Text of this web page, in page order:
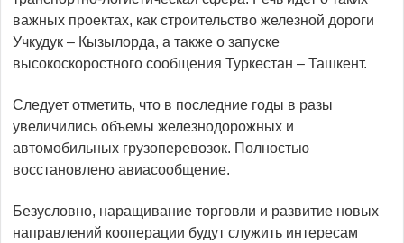
важных проектах, как строительство железной дороги
Учкудук – Кызылорда, а также о запуске
высокоскоростного сообщения Туркестан – Ташкент.
Следует отметить, что в пос­ледние годы в разы
увеличились объемы железнодорожных и
автомобильных грузоперевозок. Полностью
восстановлено авиасообщение.
Безусловно, наращивание торговли и развитие новых
направлений кооперации будут служить интересам